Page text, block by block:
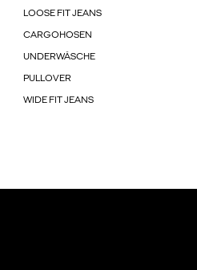
LOOSE FIT JEANS
CARGOHOSEN
UNDERWÄSCHE
PULLOVER
WIDE FIT JEANS